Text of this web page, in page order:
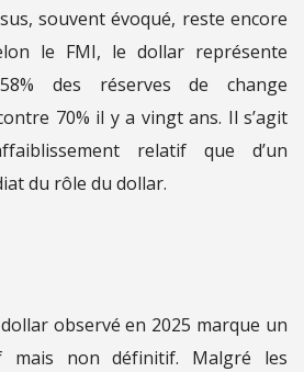
souvent évoqué, reste encore
le FMI, le dollar représente
des réserves de change
70% il y a vingt ans. Il s’agit
relatif que d’un
du rôle du dollar.
observé en 2025 marque un
mais non définitif. Malgré les